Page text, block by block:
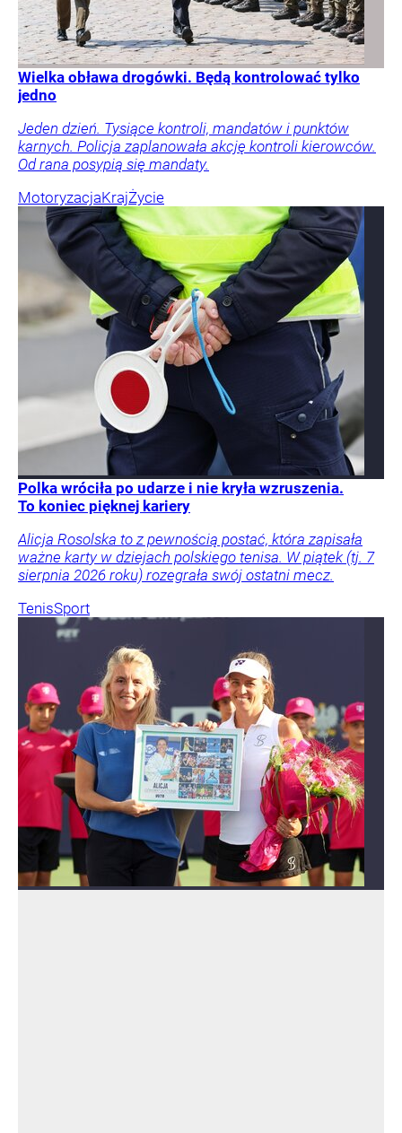
Wielka obława drogówki. Będą kontrolować tylko
jedno
Jeden dzień. Tysiące kontroli, mandatów i punktów
karnych. Policja zaplanowała akcję kontroli kierowców.
Od rana posypią się mandaty.
MotoryzacjaKrajŻycie
Polka wróciła po udarze i nie kryła wzruszenia.
To koniec pięknej kariery
Alicja Rosolska to z pewnością postać, która zapisała
ważne karty w dziejach polskiego tenisa. W piątek (tj. 7
sierpnia 2026 roku) rozegrała swój ostatni mecz.
TenisSport